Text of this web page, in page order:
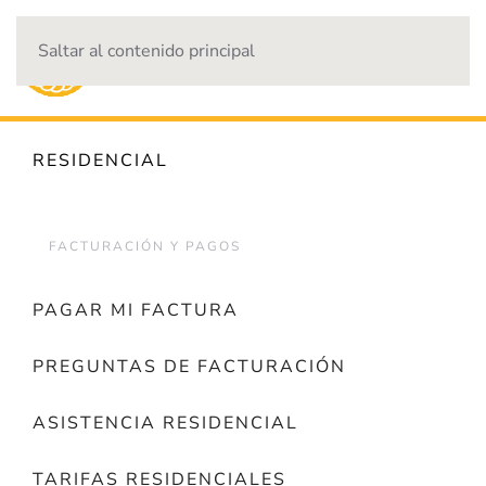
Saltar al contenido principal
RESIDENCIAL
FACTURACIÓN Y PAGOS
PAGAR MI FACTURA
PREGUNTAS DE FACTURACIÓN
ASISTENCIA RESIDENCIAL
TARIFAS RESIDENCIALES